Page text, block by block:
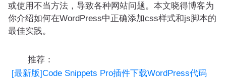
或使用不当方法，导致各种网站问题。本文晓得博客为
你介绍如何在WordPress中正确添加css样式和js脚本的
最佳实践。
推荐：
[最新版]Code Snippets Pro插件下载WordPress代码